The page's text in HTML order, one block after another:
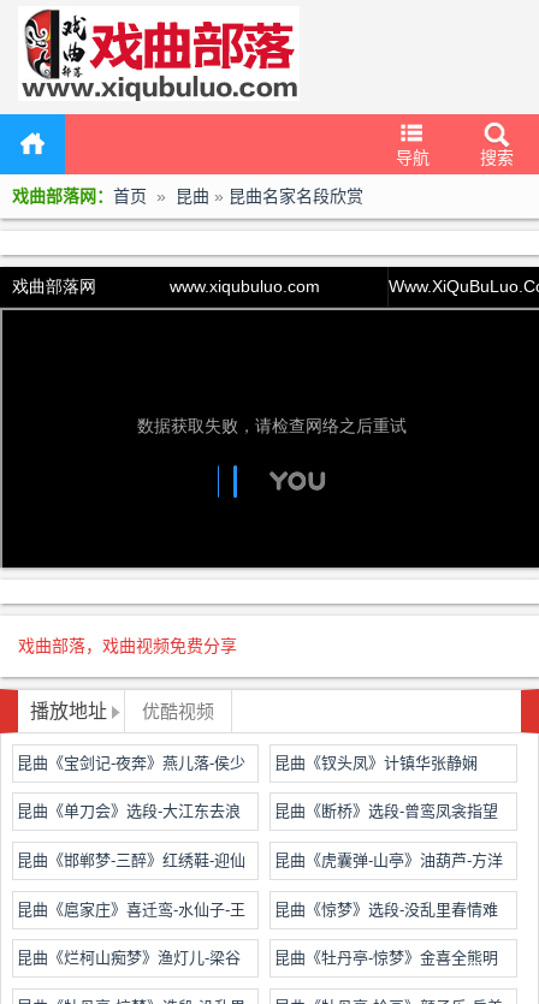
导航
搜索
戏曲部落网： 首页 » 昆曲 » 昆曲名家名段欣赏
戏曲部落，戏曲视频免费分享
播放地址 优酷视频
昆曲《宝剑记-夜奔》燕儿落-侯少
奎
昆曲《钗头凤》计镇华张静娴
昆曲《单刀会》选段-大江东去浪
千叠-侯少奎
昆曲《断桥》选段-曾鸾凤衾指望
交鸳颈-梅兰芳
昆曲《邯郸梦-三醉》红绣鞋-迎仙
客-岳美缇
昆曲《虎囊弹-山亭》油葫芦-方洋
刘异龙
昆曲《扈家庄》喜迁鸾-水仙子-王
芝泉
昆曲《惊梦》选段-没乱里春情难
遣-洪雪飞
昆曲《烂柯山痴梦》渔灯儿-梁谷
音
昆曲《牡丹亭-惊梦》金喜全熊明
霞